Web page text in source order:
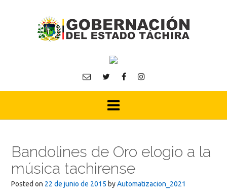
Bandolines de Oro elogio a la
música tachirense
Posted on 22 de junio de 2015 byAutomatizacion_2021